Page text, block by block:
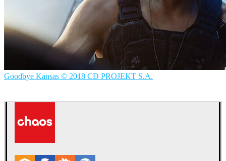
Goodbye Kansas © 2018 CD PROJEKT S.A.